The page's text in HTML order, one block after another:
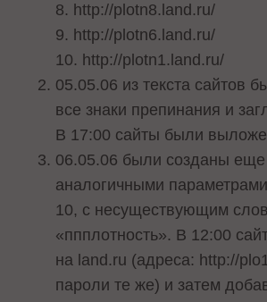
8. http://plotn8.land.ru/
9. http://plotn6.land.ru/
10. http://plotn1.land.ru/
05.05.06 из текста сайтов
все знаки препинания и
В 17:00 сайты были
06.05.06 были созданы еще
аналогичными
10, с несуществующим
«ппплотность». В 12:00
на land.ru (адреса: http://
пароли те же) и затем